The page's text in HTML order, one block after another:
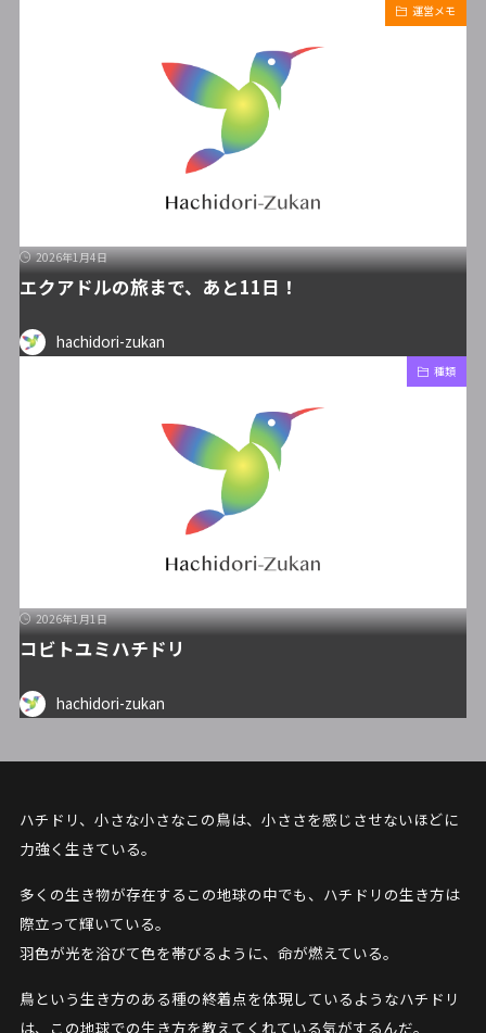
運営メモ
2026年1月4日
エクアドルの旅まで、あと11日！
hachidori-zukan
種類
2026年1月1日
コビトユミハチドリ
hachidori-zukan
ハチドリ、小さな小さなこの鳥は、小ささを感じさせないほどに
力強く生きている。
多くの生き物が存在するこの地球の中でも、ハチドリの生き方は
際立って輝いている。
羽色が光を浴びて色を帯びるように、命が燃えている。
鳥という生き方のある種の終着点を体現しているようなハチドリ
は、この地球での生き方を教えてくれている気がするんだ。